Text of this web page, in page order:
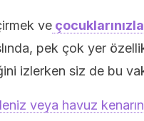
ve
pek çok yer
izlerken siz de bu
veya havuz